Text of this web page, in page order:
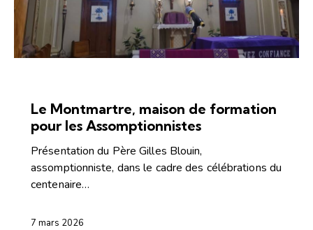
Le Montmartre, maison de formation
pour les Assomptionnistes
Présentation du Père Gilles Blouin,
assomptionniste, dans le cadre des célébrations du
centenaire…
7 mars 2026